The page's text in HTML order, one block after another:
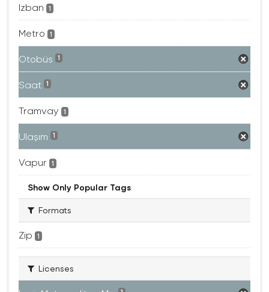
Izban 1
Metro 1
Otobüs 1
Saat 1
Tramvay 1
Ulaşım 1
Vapur 1
Show Only Popular Tags
Formats
Zip 1
Licenses